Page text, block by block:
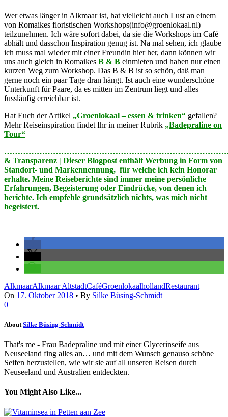
Wer etwas länger in Alkmaar ist, hat vielleicht auch Lust an einem
von Romaikes floristischen Workshops(info@groenlokaal.nl)
teilzunehmen. Ich wäre sofort dabei, da sie die Workshops im Café
abhält und dasschon Inspiration genug ist. Na mal sehen, ich glaube
ich muss mal wieder mit einer Freundin hier her, dann können wir
uns auch gleich in Romaikes B & B einmieten und haben nur einen
kurzen Weg zum Workshop. Das B & B ist so schön, daß man
gerne noch ein paar Tage dran hängt. Ist auch eine wunderschöne
Unterkunft für Paare, da es mitten im Zentrum liegt und alles
fussläufig erreichbar ist.
Hat Euch der Artikel „Groenlokaal – essen & trinken“ gefallen?
Mehr Reiseinspiration findet Ihr in meiner Rubrik „Badepraline on
Tour“
& Transparenz | Dieser Blogpost enthält Werbung in Form von
Standort- und Markennennung, für welche ich kein Honorar
erhalte. Meine Reiseberichte sind immer meine persönliche
Erfahrungen, Begeisterung oder Eindrücke, von denen ich
berichte. Ich empfehle grundsätzlich nichts, was mich nicht
begeistert.
AlkmaarAlkmaar AltstadtCaféGroenlokaalhollandRestaurant
On 17. Oktober 2018 • By Silke Büsing-Schmidt
0
About Silke Büsing-Schmidt
That's me - Frau Badepraline und mit einer Glycerinseife aus
Neuseeland fing alles an… und mit dem Wunsch genauso schöne
Seifen herzustellen, wie wir sie auf all unseren Reisen durch
Neuseeland und Australien entdeckten.
You Might Also Like...